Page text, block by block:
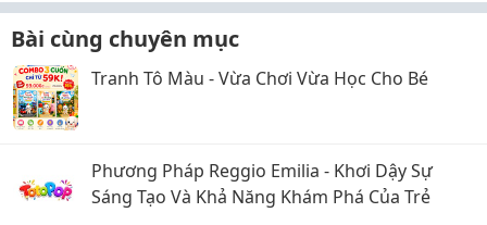
Bài cùng chuyên mục
Tranh Tô Màu - Vừa Chơi Vừa Học Cho Bé
Phương Pháp Reggio Emilia - Khơi Dậy Sự
Sáng Tạo Và Khả Năng Khám Phá Của Trẻ